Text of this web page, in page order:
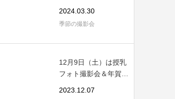
2024.03.30
季節の撮影会
12月9日（土）は授乳
フォト撮影会＆年賀状
2023.12.07